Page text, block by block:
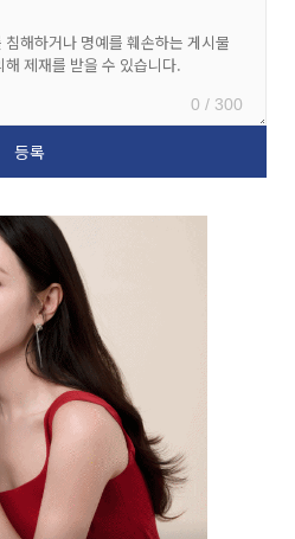
0 / 300